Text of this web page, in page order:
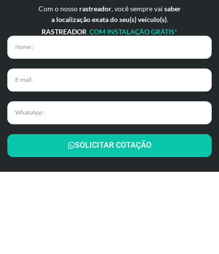
Com o nosso rastreador, você sempre vai saber
a localização exata do seu(s) veículo(s).
RASTREADOR COM INSTALAÇÃO GRÁTIS*
SOLICITAR COTAÇÃO